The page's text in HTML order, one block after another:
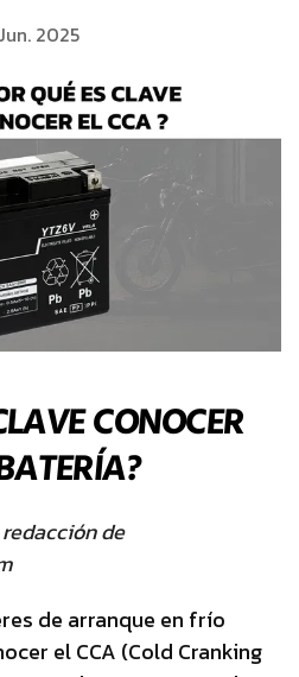
2025
CONOCER
de
de arranque en frío
el CCA (Cold Cranking